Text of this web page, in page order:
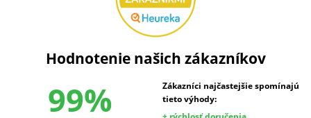
Hodnotenie našich zákazníkov
99%
Zákazníci najčastejšie spomínajú
tieto výhody: